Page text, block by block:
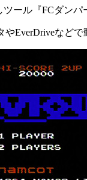
EverDriveなどで